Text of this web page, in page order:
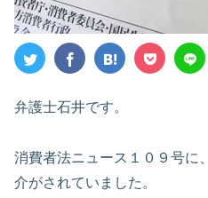
弁護士石井です。
消費者法ニュース１０９号に
介がされていました。